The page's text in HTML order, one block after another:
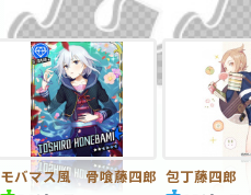
モバマス風 骨喰藤四郎 包丁藤四郎